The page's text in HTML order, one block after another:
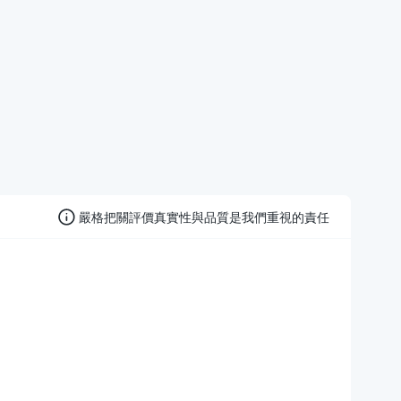
嚴格把關評價真實性與品質是我們重視的責任